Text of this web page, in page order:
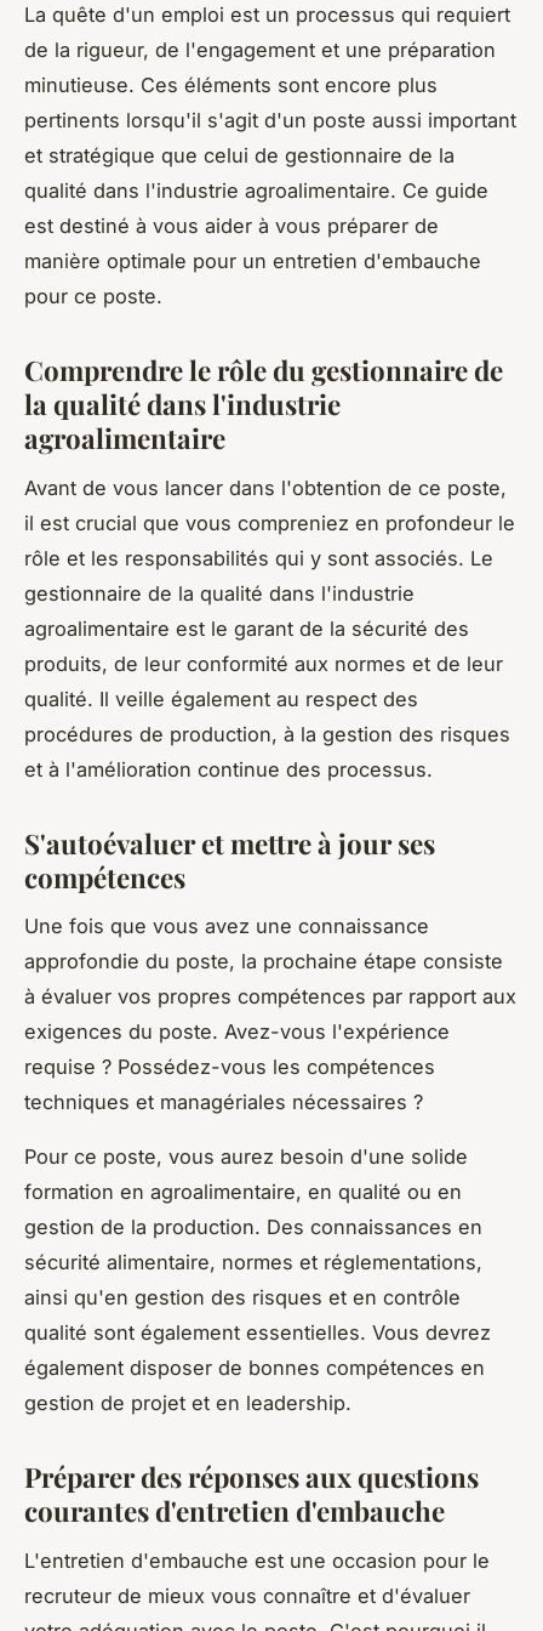
La quête d'un emploi est un processus qui requiert
de la rigueur, de l'engagement et une préparation
minutieuse. Ces éléments sont encore plus
pertinents lorsqu'il s'agit d'un poste aussi important
et stratégique que celui de gestionnaire de la
qualité dans l'industrie agroalimentaire. Ce guide
est destiné à vous aider à vous préparer de
manière optimale pour un entretien d'embauche
pour ce poste.
Comprendre le rôle du gestionnaire de
la qualité dans l'industrie
agroalimentaire
Avant de vous lancer dans l'obtention de ce poste,
il est crucial que vous compreniez en profondeur le
rôle et les responsabilités qui y sont associés. Le
gestionnaire de la qualité dans l'industrie
agroalimentaire est le garant de la sécurité des
produits, de leur conformité aux normes et de leur
qualité. Il veille également au respect des
procédures de production, à la gestion des risques
et à l'amélioration continue des processus.
S'autoévaluer et mettre à jour ses
compétences
Une fois que vous avez une connaissance
approfondie du poste, la prochaine étape consiste
à évaluer vos propres compétences par rapport aux
exigences du poste. Avez-vous l'expérience
requise ? Possédez-vous les compétences
techniques et managériales nécessaires ?
Pour ce poste, vous aurez besoin d'une solide
formation en agroalimentaire, en qualité ou en
gestion de la production. Des connaissances en
sécurité alimentaire, normes et réglementations,
ainsi qu'en gestion des risques et en contrôle
qualité sont également essentielles. Vous devrez
également disposer de bonnes compétences en
gestion de projet et en leadership.
Préparer des réponses aux questions
courantes d'entretien d'embauche
L'entretien d'embauche est une occasion pour le
recruteur de mieux vous connaître et d'évaluer